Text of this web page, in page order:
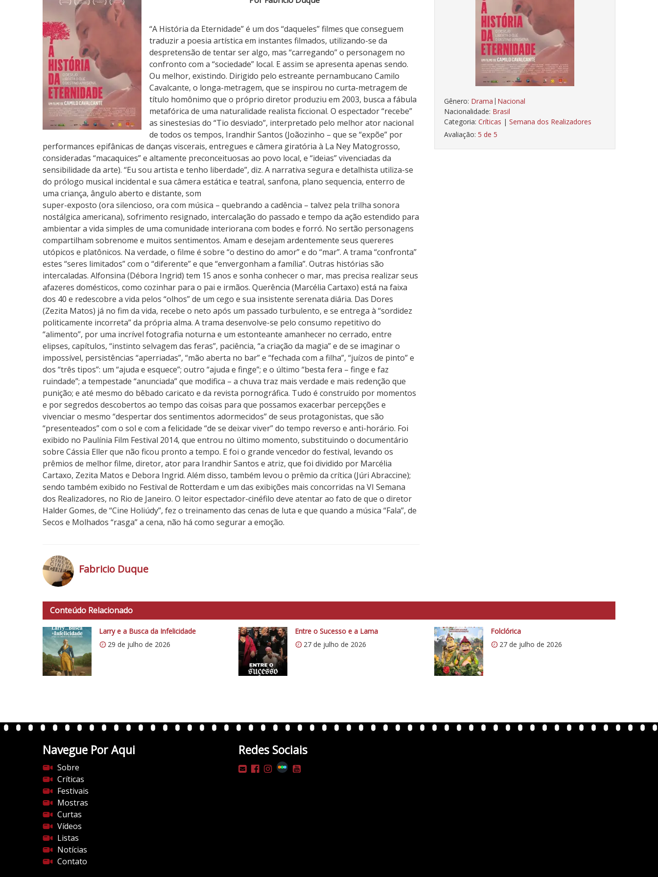
Gênero: Drama Nacional
Nacionalidade: Brasil
Categoria: Críticas | Semana dos Realizadores
Avaliação: 5 de 5
t
i
r
i
a
d
a
E
t
e
r
n
i
d
a
d
e
“A História da Eternidade” é um dos “daqueles” filmes que conseguem
traduzir a poesia artística em instantes filmados, utilizando-se da
despretensão de tentar ser algo, mas “carregando” o personagem no
confronto com a “sociedade” local. E assim se apresenta apenas sendo.
Ou melhor, existindo. Dirigido pelo estreante pernambucano Camilo
Cavalcante, o longa-metragem, que se inspirou no curta-metragem de
título homônimo que o próprio diretor produziu em 2003, busca a fábula
metafórica de uma naturalidade realista ficcional. O espectador “recebe”
as sinestesias do “Tio desviado”, interpretado pelo melhor ator nacional
de todos os tempos, Irandhir Santos (Joãozinho – que se “expõe” por
performances epifânicas de danças viscerais, entregues e câmera giratória à La Ney Matogrosso,
consideradas “macaquices” e altamente preconceituosas ao povo local, e “ideias” vivenciadas da
sensibilidade da arte). “Eu sou artista e tenho liberdade”, diz. A narrativa segura e detalhista utiliza-se
do prólogo musical incidental e sua câmera estática e teatral, sanfona, plano sequencia, enterro de
uma criança, ângulo aberto e distante, som
super-exposto (ora silencioso, ora com música – quebrando a cadência – talvez pela trilha sonora
nostálgica americana), sofrimento resignado, intercalação do passado e tempo da ação estendido para
ambientar a vida simples de uma comunidade interiorana com bodes e forró. No sertão personagens
compartilham sobrenome e muitos sentimentos. Amam e desejam ardentemente seus quereres
utópicos e platônicos. Na verdade, o filme é sobre “o destino do amor” e do “mar”. A trama “confronta”
estes “seres limitados” com o “diferente” e que “envergonham a família”. Outras histórias são
intercaladas. Alfonsina (Débora Ingrid) tem 15 anos e sonha conhecer o mar, mas precisa realizar seus
afazeres domésticos, como cozinhar para o pai e irmãos. Querência (Marcélia Cartaxo) está na faixa
dos 40 e redescobre a vida pelos “olhos” de um cego e sua insistente serenata diária. Das Dores
(Zezita Matos) já no fim da vida, recebe o neto após um passado turbulento, e se entrega à “sordidez
politicamente incorreta” da própria alma. A trama desenvolve-se pelo consumo repetitivo do
“alimento”, por uma incrível fotografia noturna e um estonteante amanhecer no cerrado, entre
elipses, capítulos, “instinto selvagem das feras”, paciência, “a criação da magia” e de se imaginar o
impossível, persistências “aperriadas”, “mão aberta no bar” e “fechada com a filha”, “juízos de pinto” e
dos “três tipos”: um “ajuda e esquece”; outro “ajuda e finge”; e o último “besta fera – finge e faz
ruindade”; a tempestade “anunciada” que modifica – a chuva traz mais verdade e mais redenção que
punição; e até mesmo do bêbado caricato e da revista pornográfica. Tudo é construído por momentos
e por segredos descobertos ao tempo das coisas para que possamos exacerbar percepções e
vivenciar o mesmo “despertar dos sentimentos adormecidos” de seus protagonistas, que são
“presenteados” com o sol e com a felicidade “de se deixar viver” do tempo reverso e anti-horário. Foi
exibido no Paulínia Film Festival 2014, que entrou no último momento, substituindo o documentário
sobre Cássia Eller que não ficou pronto a tempo. E foi o grande vencedor do festival, levando os
prêmios de melhor filme, diretor, ator para Irandhir Santos e atriz, que foi dividido por Marcélia
Cartaxo, Zezita Matos e Debora Ingrid. Além disso, também levou o prêmio da crítica (Júri Abraccine);
sendo também exibido no Festival de Rotterdam e um das exibições mais concorridas na VI Semana
dos Realizadores, no Rio de Janeiro. O leitor espectador-cinéfilo deve atentar ao fato de que o diretor
Halder Gomes, de “Cine Holiúdy”, fez o treinamento das cenas de luta e que quando a música “Fala”, de
Secos e Molhados “rasga” a cena, não há como segurar a emoção.
o
t
C
í
t
i
t
p
s
:
/
/
w
p
c
o
m
/
v
e
r
t
e
n
Fabricio Duque
Conteúdo Relacionado
Larry e a Busca da Infelicidade
29 de julho de 2026
Entre o Sucesso e a Lama
27 de julho de 2026
Folclórica
27 de julho de 2026
Navegue Por Aqui
Sobre
Críticas
Festivais
Mostras
Curtas
Vídeos
Listas
Notícias
Contato
Redes Sociais